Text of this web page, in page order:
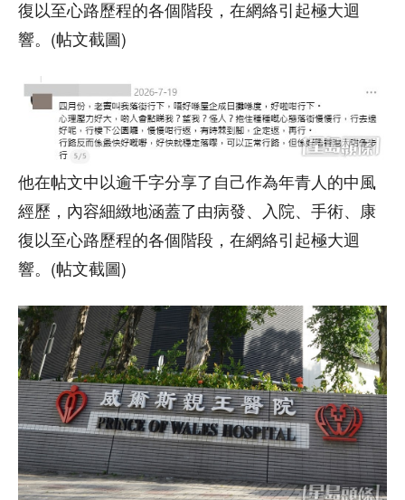
復以至心路歷程的各個階段，在網絡引起極大迴
響。(帖文截圖)
他在帖文中以逾千字分享了自己作為年青人的中風
經歷，內容細緻地涵蓋了由病發、入院、手術、康
復以至心路歷程的各個階段，在網絡引起極大迴
響。(帖文截圖)